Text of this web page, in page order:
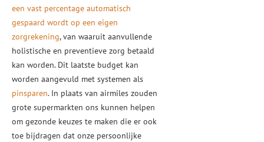
een vast percentage automatisch
gespaard wordt op een eigen
zorgrekening, van waaruit aanvullende
holistische en preventieve zorg betaald
kan worden. Dit laatste budget kan
worden aangevuld met systemen als
pinsparen. In plaats van airmiles zouden
grote supermarkten ons kunnen helpen
om gezonde keuzes te maken die er ook
toe bijdragen dat onze persoonlijke